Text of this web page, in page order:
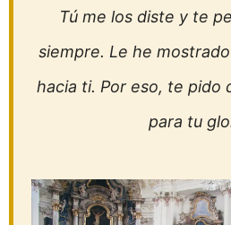
Tú me los diste y te
siempre. Le he
hacia ti. Por eso, te pido
para tu